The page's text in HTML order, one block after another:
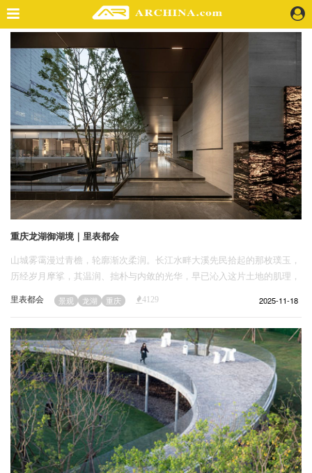
精选案例
建 筑
景 观
室 内
视 频
头条资讯
业 界
机 构
人 物
快速搜索
企业会员
关于投稿
广告投放
关于我们
联系我们
重庆龙湖御湖境｜里表都会
山城雾霭漫过青檐，轮廓渐次柔润。长江水畔大溪先民拾起的那枚璞玉，
历经岁月摩挲，其温润、拙朴与内敛的光华，早已沁入这片土地的肌理，
暮微光里，静静浮现。
里表都会 景观 龙湖 重庆 4129 2025-11-18